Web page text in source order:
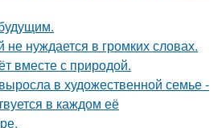
не нуждается в громких словах.
вместе с природой.
в художественной семье -
в каждом её